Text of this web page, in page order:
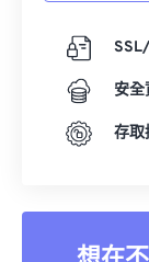
安全
存取